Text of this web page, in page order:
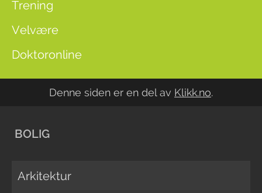
Trening
Velvære
Doktoronline
Denne siden er en del av Klikk.no.
BOLIG
Arkitektur